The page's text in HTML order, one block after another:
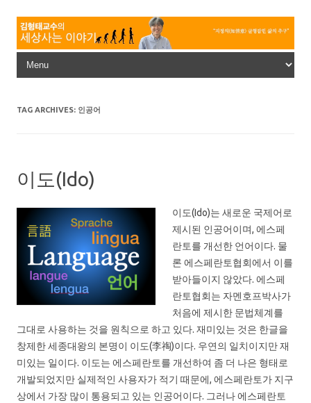
Skip to content
TAG ARCHIVES: 인공어
이도(Ido)
이도(Ido)는 새로운 국제어로
제시된 인공어이며, 에스페
란토를 개선한 언어이다. 물
론 에스페란토협회에서 이를
받아들이지 않았다. 에스페
란토협회는 자멘호프박사가
처음에 제시한 문법체계를
그대로 사용하는 것을 원칙으로 하고 있다. 재미있는 것은 한글을
창제한 세종대왕의 본명이 이도(李祹)이다. 우연의 일치이지만 재
미있는 일이다. 이도는 에스페란토를 개선하여 좀 더 나은 형태로
개발되었지만 실제적인 사용자가 적기 때문에, 에스페란토가 지구
상에서 가장 많이 통용되고 있는 인공어이다. 그러나 에스페란토